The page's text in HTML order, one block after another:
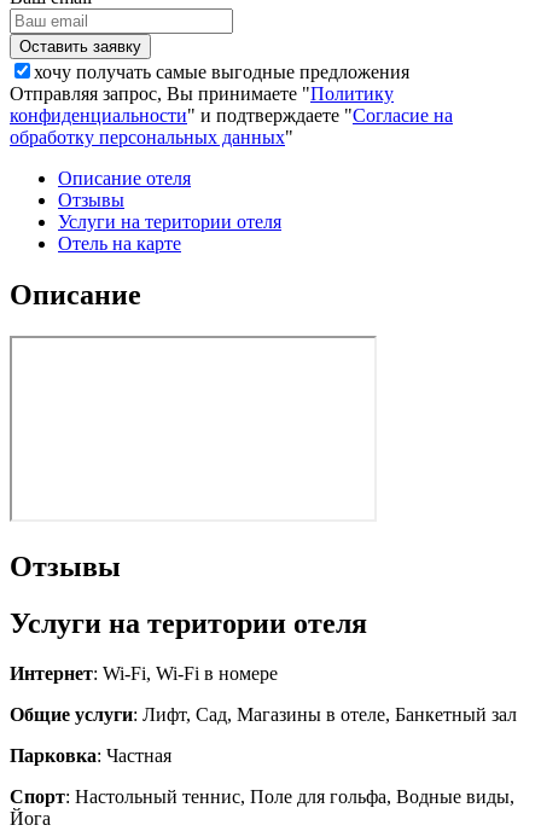
хочу получать самые выгодные предложения
Отправляя запрос, Вы принимаете "Политику
конфиденциальности" и подтверждаете "Согласие на
обработку персональных данных"
Описание отеля
Отзывы
Услуги на територии отеля
Отель на карте
Описание
Отзывы
Услуги на територии отеля
Интернет: Wi-Fi, Wi-Fi в номере
Общие услуги: Лифт, Сад, Магазины в отеле, Банкетный зал
Парковка: Частная
Спорт: Настольный теннис, Поле для гольфа, Водные виды,
Йога